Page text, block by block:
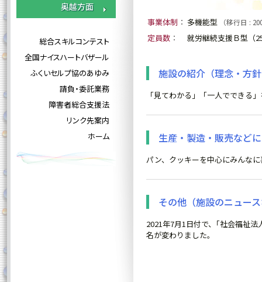
奥越方面
総合スキルコンテスト
全国ナイスハートバザール
ふくいセルプ協のあゆみ
請負・委託業務
障害者総合支援法
リンク先案内
ホーム
事業体制 ： 多機能型 （移行日 :
定員数： 就労継続支援Ｂ型（
施設の紹介（理念・方
「見てわかる」「一人でできる
生産・製造・販売など
パン、クッキーを中心にみんな
その他（施設のニュー
2021年7月1日付で、｢社会福祉
名が変わりました。